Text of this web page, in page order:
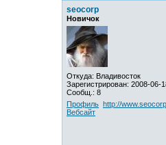
seocorp
Новичок
Откуда: Владивосток
Зарегистрирован: 2008-06-
Сообщ.: 8
Профиль http://
Вебсайт